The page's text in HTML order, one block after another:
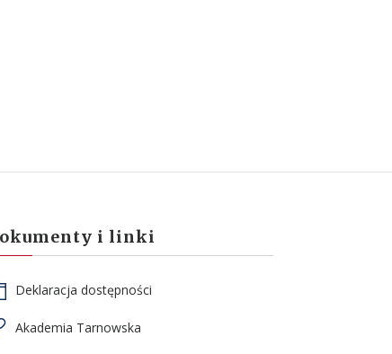
i linki
Deklaracja dostępności
Akademia Tarnowska